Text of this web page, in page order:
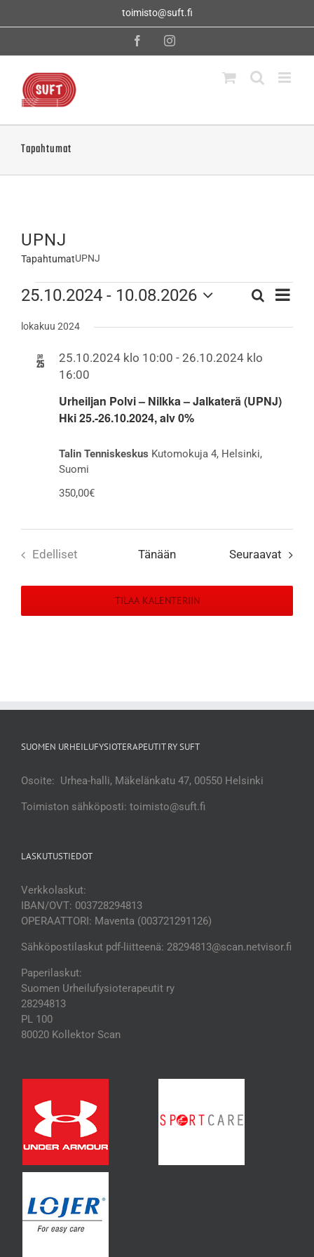
toimisto@suft.fi
FacebookInstagram
Tapahtumat
UPNJ
TapahtumatUPNJ
Tapahtumat
Tapahtumat
Etsi
aja
navigointi
Etsi Lista
25.10.2024 - 10.08.2026
päivä.
lokakuu 2024
pe
25
Urheiljan Polvi – Nilkka – Jalkaterä (UPNJ)
Hki 25.-26.10.2024, alv 0%
25.10.2024 klo 10:00 - 26.10.2024 klo
16:00
Talin Tenniskeskus Kutomokuja 4, Helsinki,
Suomi
350,00€
Edelliset
Tänään Seuraavat
TILAA KALENTERIIN
SUOMEN URHEILUFYSIOTERAPEUTIT RY SUFT
Osoite: Urhea-halli, Mäkelänkatu 47, 00550 Helsinki
Toimiston sähköposti: toimisto@suft.fi
LASKUTUSTIEDOT
Verkkolaskut:
IBAN/OVT: 003728294813
OPERAATTORI: Maventa (003721291126)
Sähköpostilaskut pdf-liitteenä: 28294813@scan.netvisor.fi
Paperilaskut:
Suomen Urheilufysioterapeutit ry
28294813
PL 100
80020 Kollektor Scan